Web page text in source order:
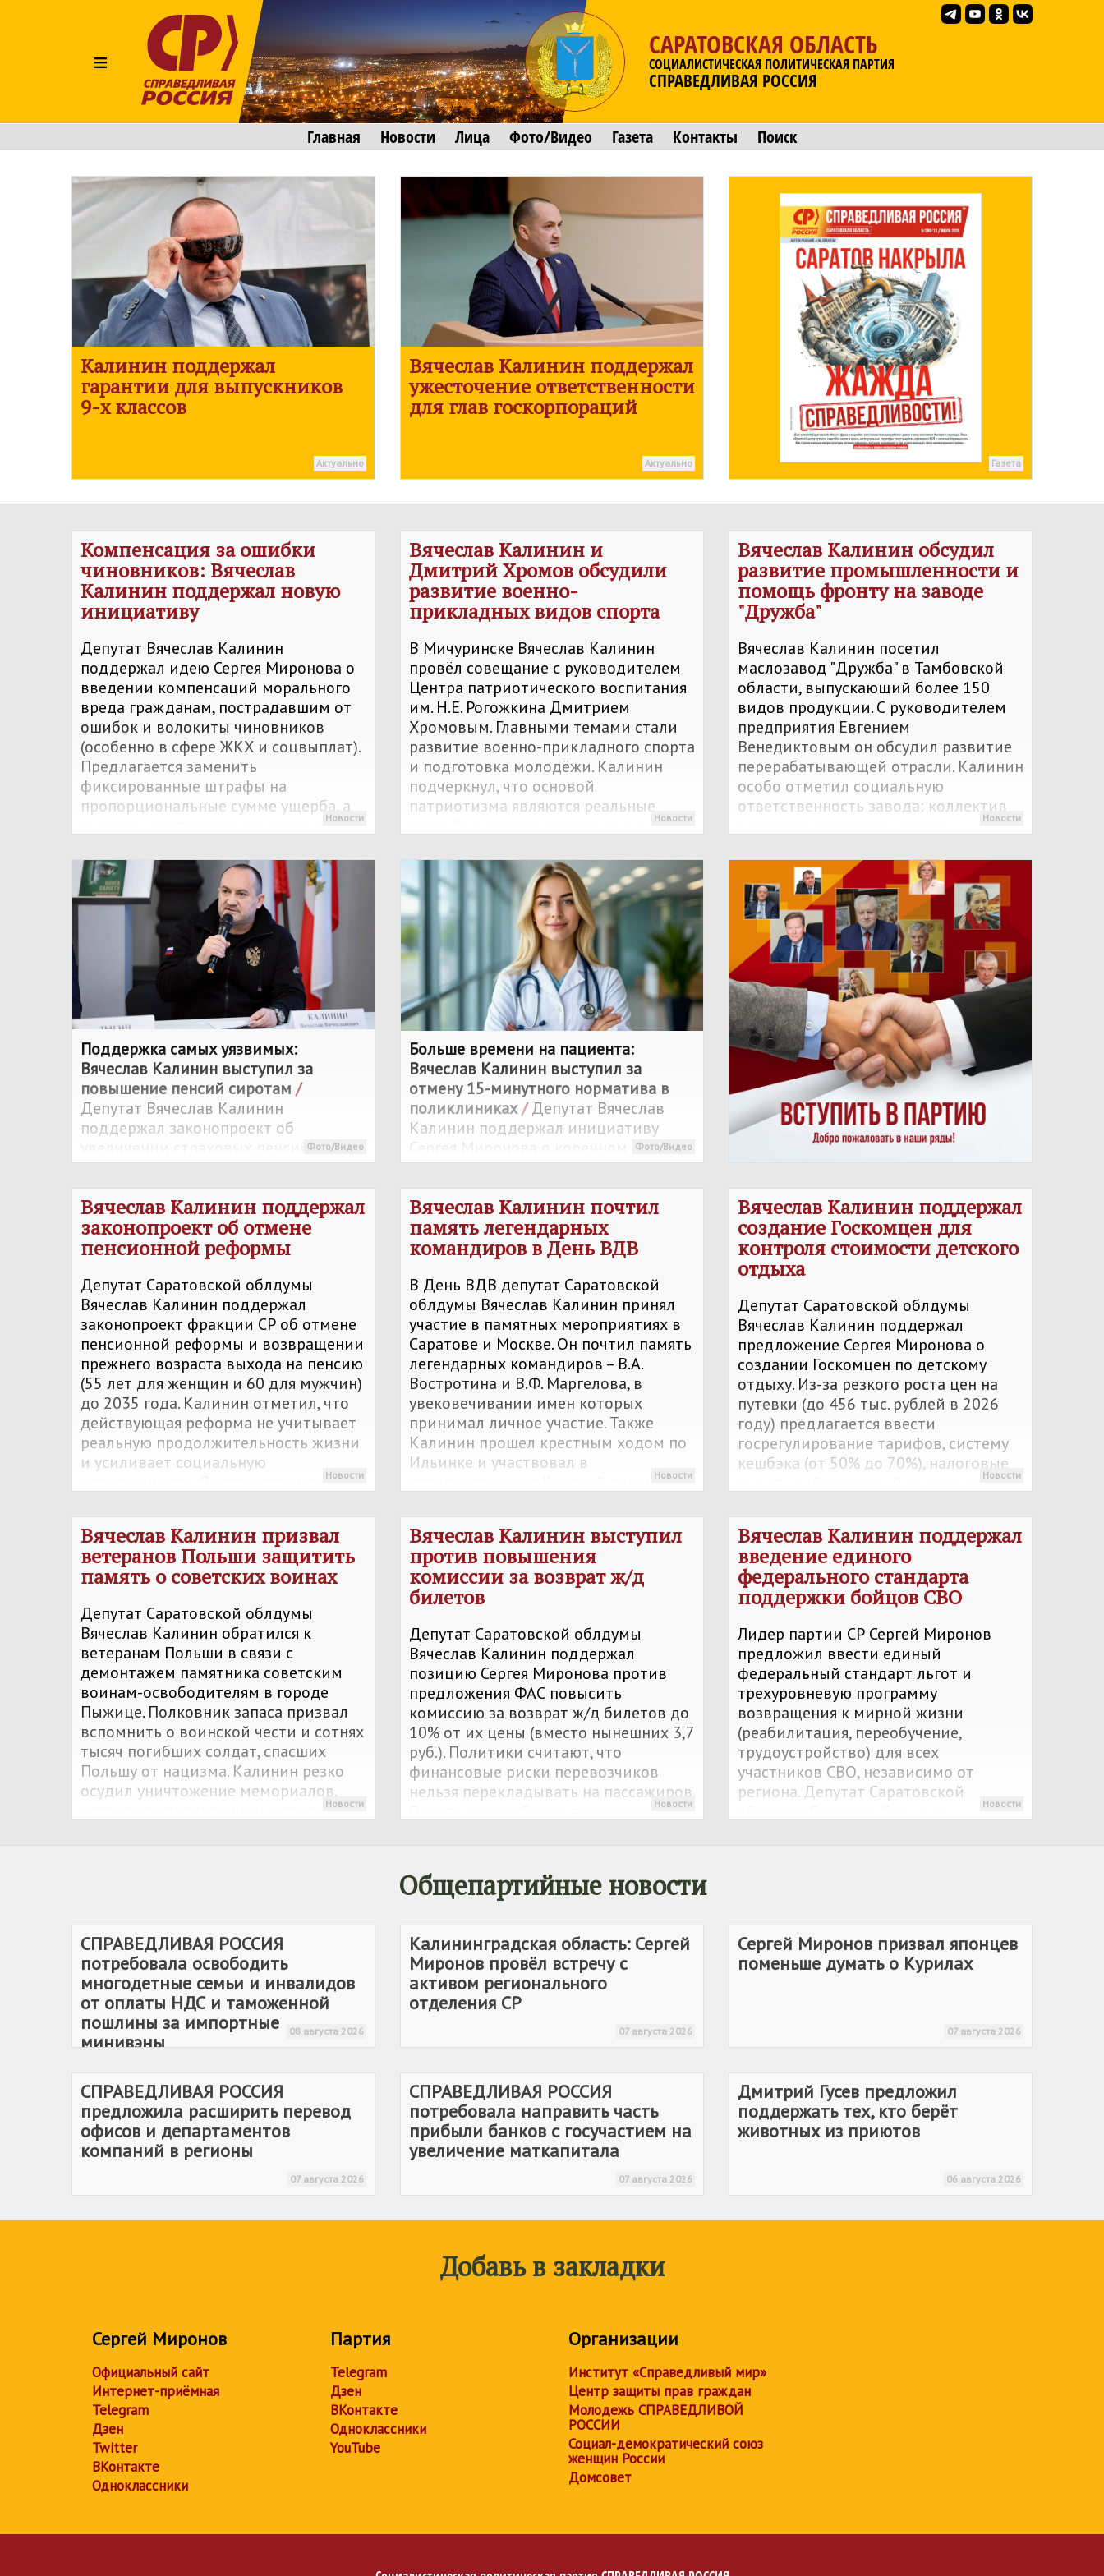
≡
САРАТОВСКАЯ ОБЛАСТЬ
СОЦИАЛИСТИЧЕСКАЯ ПОЛИТИЧЕСКАЯ ПАРТИЯ
СПРАВЕДЛИВАЯ РОССИЯ
Главная Новости Лица Фото/Видео Газета Контакты Поиск
Калинин поддержал
гарантии для выпускников
9-х классов
Актуально
Вячеслав Калинин поддержал
ужесточение ответственности
для глав госкорпораций
Актуально Газета
Компенсация за ошибки
чиновников: Вячеслав
Калинин поддержал новую
инициативу
Депутат Вячеслав Калинин
поддержал идею Сергея Миронова о
введении компенсаций морального
вреда гражданам, пострадавшим от
ошибок и волокиты чиновников
(особенно в сфере ЖКХ и соцвыплат).
Предлагается заменить
фиксированные штрафы на
пропорциональные сумме ущерба, а
выплаты пострадавшим проводить
мнению Калинина, это заставит
чиновников работать качественнее и
защитит интересы пенсионеров и
семей с детьми.
Новости
Вячеслав Калинин и
Дмитрий Хромов обсудили
развитие военно-
прикладных видов спорта
В Мичуринске Вячеслав Калинин
провёл совещание с руководителем
Центра патриотического воспитания
им. Н.Е. Рогожкина Дмитрием
Хромовым. Главными темами стали
развитие военно-прикладного спорта
и подготовка молодёжи. Калинин
подчеркнул, что основой
патриотизма являются реальные
дела: физическая закалка, знание
предков.
Новости
Вячеслав Калинин обсудил
развитие промышленности и
помощь фронту на заводе
"Дружба"
Вячеслав Калинин посетил
маслозавод "Дружба" в Тамбовской
области, выпускающий более 150
видов продукции. С руководителем
предприятия Евгением
Венедиктовым он обсудил развитие
перерабатывающей отрасли. Калинин
особо отметил социальную
ответственность завода: коллектив
гуманитарную помощь в зону СВО и
подшефный район ЛНР.
Новости
Поддержка самых уязвимых:
Вячеслав Калинин выступил за
повышение пенсий сиротам /
Депутат Вячеслав Калинин
поддержал законопроект об
увеличении страховых пенсий детям,
потерявшим родителей.
Предлагается повысить пенсионный
коэффициент (ИПК) в 1,5 раза для
полных сирот и в 3 раза для детей
одиноких матерей, что позволит
увеличить реальные выплаты
примерно на 31%. Калинин отметил,
что это адресная мера, которая
поможет довести пенсии детей до
достойного уровня без лишней
бюрократии.
Фото/Видео
Больше времени на пациента:
Вячеслав Калинин выступил за
отмену 15-минутного норматива в
поликлиниках/Депутат Вячеслав
Калинин поддержал инициативу
Сергея Миронова о коренном
пересмотре работы здравоохранения.
Главные предложения: отменить
лимит в 15 минут на прием пациента,
запретить закрытие больниц в селах
и малых городах, а также увеличить
финансирование медицины до 7%
ВВП. Калинин подчеркнул, что нужно
менять систему оплаты труда врачей,
чтобы платить им за качество
лечения, а не за количество принятых
людей.
Фото/Видео
Вячеслав Калинин поддержал
законопроект об отмене
пенсионной реформы
Депутат Саратовской облдумы
Вячеслав Калинин поддержал
законопроект фракции СР об отмене
пенсионной реформы и возвращении
прежнего возраста выхода на пенсию
(55 лет для женщин и 60 для мужчин)
до 2035 года. Калинин отметил, что
действующая реформа не учитывает
реальную продолжительность жизни
и усиливает социальную
напряженность. Вместо повышения
пенсионный фонд за счет борьбы с
теневой занятостью и пересмотра
страховых взносов.
Новости
Вячеслав Калинин почтил
память легендарных
командиров в День ВДВ
В День ВДВ депутат Саратовской
облдумы Вячеслав Калинин принял
участие в памятных мероприятиях в
Саратове и Москве. Он почтил память
легендарных командиров – В.А.
Востротина и В.Ф. Маргелова, в
увековечивании имен которых
принимал личное участие. Также
Калинин прошел крестным ходом по
Ильинке и участвовал в
праздновании на Красной площади,
традиций и преемственности
десантного братства.
Новости
Вячеслав Калинин поддержал
создание Госкомцен для
контроля стоимости детского
отдыха
Депутат Саратовской облдумы
Вячеслав Калинин поддержал
предложение Сергея Миронова о
создании Госкомцен по детскому
отдыху. Из-за резкого роста цен на
путевки (до 456 тыс. рублей в 2026
году) предлагается ввести
госрегулирование тарифов, систему
кешбэка (от 50% до 70%), налоговые
вычеты и бесплатный проезд для
меры сделают летний отдых
доступным для обычных семей и
остановят необоснованный рост цен.
Новости
Вячеслав Калинин призвал
ветеранов Польши защитить
память о советских воинах
Депутат Саратовской облдумы
Вячеслав Калинин обратился к
ветеранам Польши в связи с
демонтажем памятника советским
воинам-освободителям в городе
Пыжице. Полковник запаса призвал
вспомнить о воинской чести и сотнях
тысяч погибших солдат, спасших
Польшу от нацизма. Калинин резко
осудил уничтожение мемориалов,
назвав это проявлением морального
Новости
Вячеслав Калинин выступил
против повышения
комиссии за возврат ж/д
билетов
Депутат Саратовской облдумы
Вячеслав Калинин поддержал
позицию Сергея Миронова против
предложения ФАС повысить
комиссию за возврат ж/д билетов до
10% от их цены (вместо нынешних 3,7
руб.). Политики считают, что
финансовые риски перевозчиков
нельзя перекладывать на пассажиров.
Вместо роста сборов предлагается
динамического ценообразования.
Новости
Вячеслав Калинин поддержал
введение единого
федерального стандарта
поддержки бойцов СВО
Лидер партии СР Сергей Миронов
предложил ввести единый
федеральный стандарт льгот и
трехуровневую программу
возвращения к мирной жизни
(реабилитация, переобучение,
трудоустройство) для всех
участников СВО, независимо от
региона. Депутат Саратовской
сертификат станет удобным и
гибким инструментом помощи.
Новости
Общепартийные новости
СПРАВЕДЛИВАЯ РОССИЯ
потребовала освободить
многодетные семьи и инвалидов
от оплаты НДС и таможенной
пошлины за импортные
минивэны
08 августа 2026
Калининградская область: Сергей
Миронов провёл встречу с
активом регионального
отделения СР
07 августа 2026
Сергей Миронов призвал японцев
поменьше думать о Курилах
07 августа 2026
СПРАВЕДЛИВАЯ РОССИЯ
предложила расширить перевод
офисов и департаментов
компаний в регионы
07 августа 2026
СПРАВЕДЛИВАЯ РОССИЯ
потребовала направить часть
прибыли банков с госучастием на
увеличение маткапитала
07 августа 2026
Дмитрий Гусев предложил
поддержать тех, кто берёт
животных из приютов
06 августа 2026
Добавь в закладки
Сергей Миронов
Официальный сайт
Интернет-приёмная
Telegram
Дзен
Twitter
ВКонтакте
Одноклассники
Партия
Telegram
Дзен
ВКонтакте
Одноклассники
YouTube
Организации
Институт «Справедливый мир»
Центр защиты прав граждан
Молодежь СПРАВЕДЛИВОЙ
РОССИИ
Социал-демократический союз
женщин России
Домсовет